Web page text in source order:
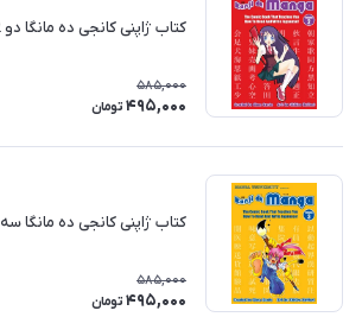
کتاب ژاپنی کانجی ده مانگا دو Kanji De Manga vol 2
585,000
495,000 تومان
کتاب ژاپنی کانجی ده مانگا سه Kanji De Manga vol 3
585,000
495,000 تومان